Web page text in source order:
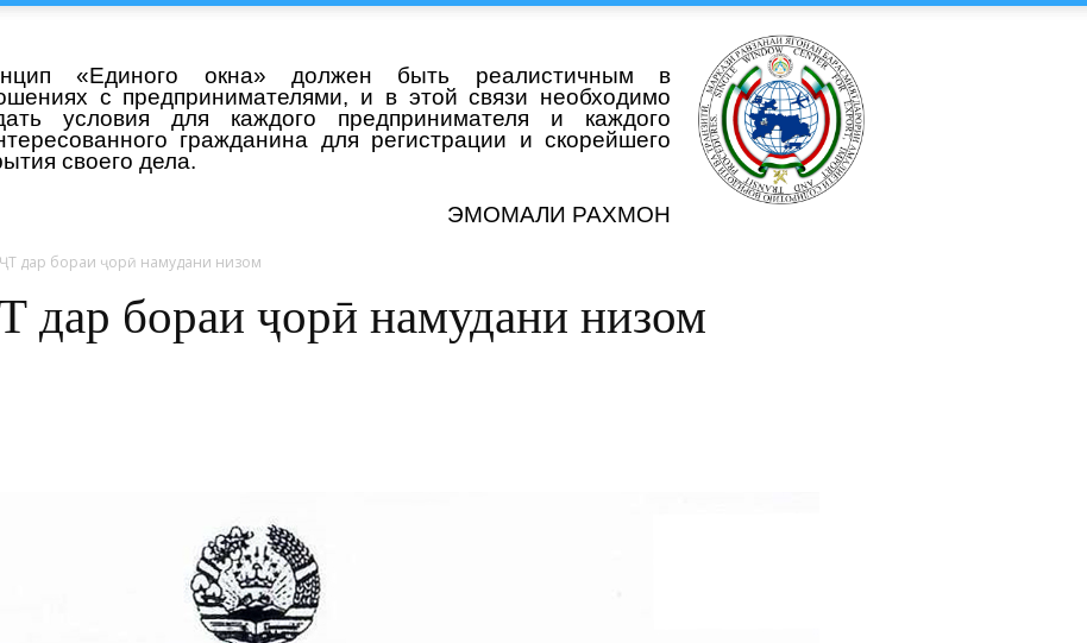
«Единого окна» должен быть реалистичным в
с предпринимателями, и в этой связи необходимо
условия для каждого предпринимателя и каждого
гражданина для регистрации и скорейшего
своего дела.
ЭМОМАЛИ РАХМОН
дар бораи ҷорӣ намудани низом
дар бораи ҷорӣ намудани низом